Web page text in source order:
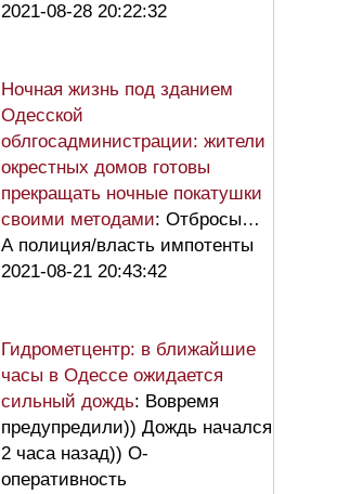
2021-08-28 20:22:32
Ночная жизнь под зданием
Одесской
облгосадминистрации: жители
окрестных домов готовы
прекращать ночные покатушки
своими методами: Отбросы…
А полиция/власть импотенты
2021-08-21 20:43:42
Гидрометцентр: в ближайшие
часы в Одессе ожидается
сильный дождь: Вовремя
предупредили)) Дождь начался
2 часа назад)) О-
оперативность